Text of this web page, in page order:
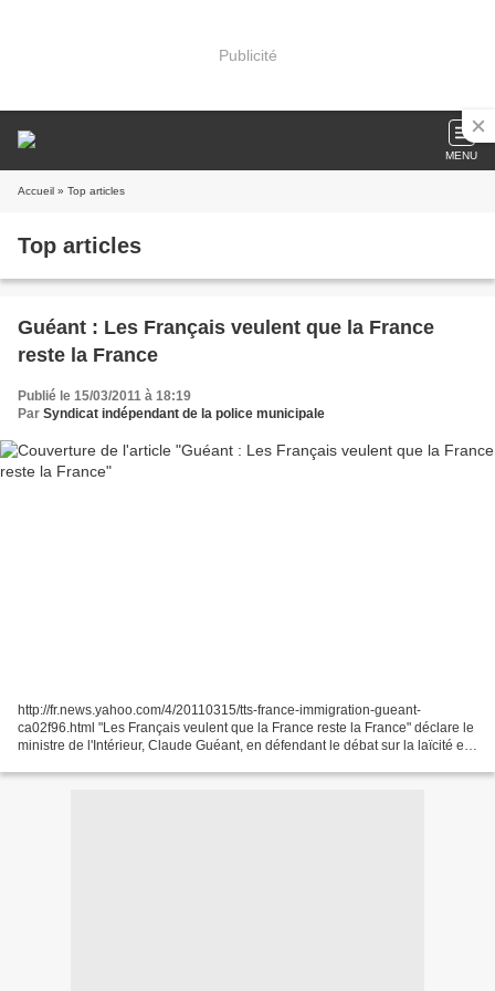
Publicité
MENU
Accueil » Top articles
Top articles
Guéant : Les Français veulent que la France
reste la France
Publié le 15/03/2011 à 18:19
Par Syndicat indépendant de la police municipale
http://fr.news.yahoo.com/4/20110315/tts-france-immigration-gueant-
ca02f96.html "Les Français veulent que la France reste la France" déclare le
ministre de l'Intérieur, Claude Guéant, en défendant le débat sur la laïcité et